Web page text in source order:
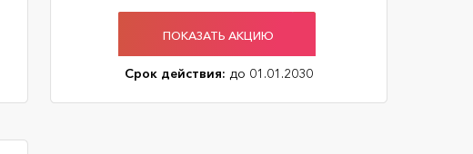
ПОКАЗАТЬ АКЦИЮ
Срок действия: до 01.01.2030